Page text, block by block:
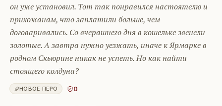
он уже установил. Тот так понравился настоятелю и
прихожанам, что заплатили больше, чем
договаривались. Со вчерашнего дня в кошельке звенели
золотые. А завтра нужно уезжать, иначе к Ярмарке в
родном Скьюрине никак не успеть. Но как найти
стоящего колдуна?
НОВОЕ ПЕРО 0